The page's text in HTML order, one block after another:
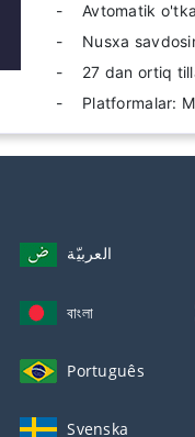
Avtomatik
Nusxa
27 dan ortiq
Platformalar:
العربيّة
বাংলা
Português
Svenska